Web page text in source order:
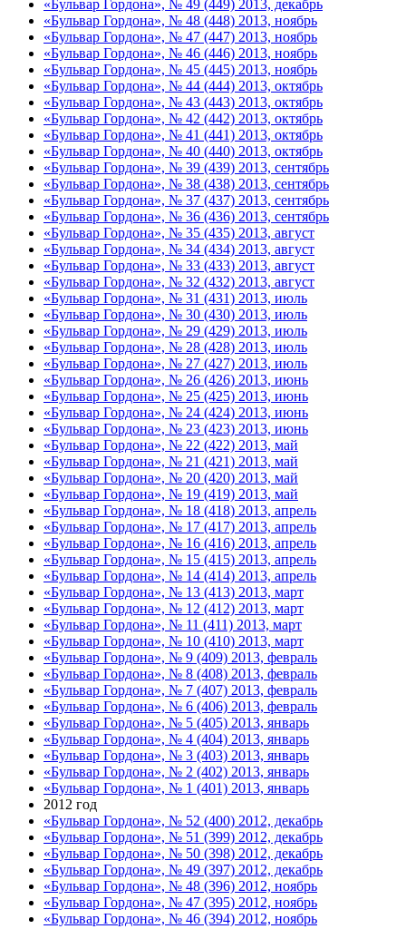
«Бульвар Гордона», № 49 (449) 2013, декабрь
«Бульвар Гордона», № 48 (448) 2013, ноябрь
«Бульвар Гордона», № 47 (447) 2013, ноябрь
«Бульвар Гордона», № 46 (446) 2013, ноябрь
«Бульвар Гордона», № 45 (445) 2013, ноябрь
«Бульвар Гордона», № 44 (444) 2013, октябрь
«Бульвар Гордона», № 43 (443) 2013, октябрь
«Бульвар Гордона», № 42 (442) 2013, октябрь
«Бульвар Гордона», № 41 (441) 2013, октябрь
«Бульвар Гордона», № 40 (440) 2013, октябрь
«Бульвар Гордона», № 39 (439) 2013, сентябрь
«Бульвар Гордона», № 38 (438) 2013, сентябрь
«Бульвар Гордона», № 37 (437) 2013, сентябрь
«Бульвар Гордона», № 36 (436) 2013, сентябрь
«Бульвар Гордона», № 35 (435) 2013, август
«Бульвар Гордона», № 34 (434) 2013, август
«Бульвар Гордона», № 33 (433) 2013, август
«Бульвар Гордона», № 32 (432) 2013, август
«Бульвар Гордона», № 31 (431) 2013, июль
«Бульвар Гордона», № 30 (430) 2013, июль
«Бульвар Гордона», № 29 (429) 2013, июль
«Бульвар Гордона», № 28 (428) 2013, июль
«Бульвар Гордона», № 27 (427) 2013, июль
«Бульвар Гордона», № 26 (426) 2013, июнь
«Бульвар Гордона», № 25 (425) 2013, июнь
«Бульвар Гордона», № 24 (424) 2013, июнь
«Бульвар Гордона», № 23 (423) 2013, июнь
«Бульвар Гордона», № 22 (422) 2013, май
«Бульвар Гордона», № 21 (421) 2013, май
«Бульвар Гордона», № 20 (420) 2013, май
«Бульвар Гордона», № 19 (419) 2013, май
«Бульвар Гордона», № 18 (418) 2013, апрель
«Бульвар Гордона», № 17 (417) 2013, апрель
«Бульвар Гордона», № 16 (416) 2013, апрель
«Бульвар Гордона», № 15 (415) 2013, апрель
«Бульвар Гордона», № 14 (414) 2013, апрель
«Бульвар Гордона», № 13 (413) 2013, март
«Бульвар Гордона», № 12 (412) 2013, март
«Бульвар Гордона», № 11 (411) 2013, март
«Бульвар Гордона», № 10 (410) 2013, март
«Бульвар Гордона», № 9 (409) 2013, февраль
«Бульвар Гордона», № 8 (408) 2013, февраль
«Бульвар Гордона», № 7 (407) 2013, февраль
«Бульвар Гордона», № 6 (406) 2013, февраль
«Бульвар Гордона», № 5 (405) 2013, январь
«Бульвар Гордона», № 4 (404) 2013, январь
«Бульвар Гордона», № 3 (403) 2013, январь
«Бульвар Гордона», № 2 (402) 2013, январь
«Бульвар Гордона», № 1 (401) 2013, январь
2012 год
«Бульвар Гордона», № 52 (400) 2012, декабрь
«Бульвар Гордона», № 51 (399) 2012, декабрь
«Бульвар Гордона», № 50 (398) 2012, декабрь
«Бульвар Гордона», № 49 (397) 2012, декабрь
«Бульвар Гордона», № 48 (396) 2012, ноябрь
«Бульвар Гордона», № 47 (395) 2012, ноябрь
«Бульвар Гордона», № 46 (394) 2012, ноябрь